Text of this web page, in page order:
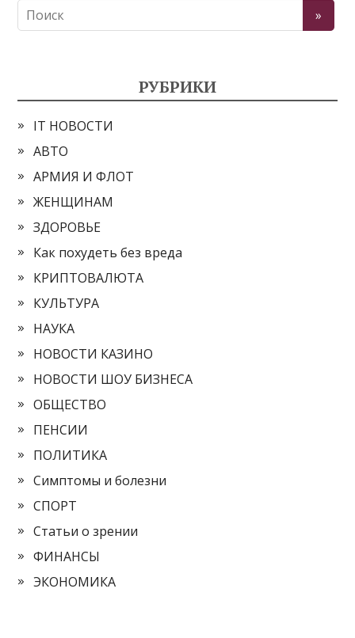
РУБРИКИ
IT НОВОСТИ
АВТО
АРМИЯ И ФЛОТ
ЖЕНЩИНАМ
ЗДОРОВЬЕ
Как похудеть без вреда
КРИПТОВАЛЮТА
КУЛЬТУРА
НАУКА
НОВОСТИ КАЗИНО
НОВОСТИ ШОУ БИЗНЕСА
ОБЩЕСТВО
ПЕНСИИ
ПОЛИТИКА
Симптомы и болезни
СПОРТ
Статьи о зрении
ФИНАНСЫ
ЭКОНОМИКА